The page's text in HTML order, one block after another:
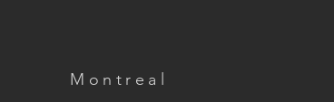
Montreal